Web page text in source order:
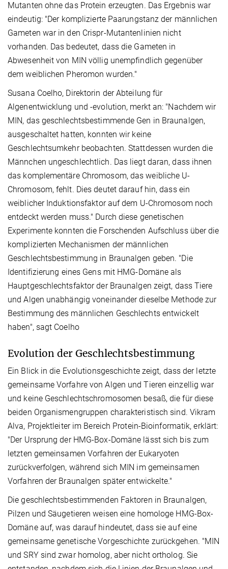
Mutanten ohne das Protein erzeugten. Das Ergebnis war
eindeutig: "Der komplizierte Paarungstanz der männlichen
Gameten war in den Crispr-Mutantenlinien nicht
vorhanden. Das bedeutet, dass die Gameten in
Abwesenheit von MIN völlig unempfindlich gegenüber
dem weiblichen Pheromon wurden."
Susana Coelho, Direktorin der Abteilung für
Algenentwicklung und -evolution, merkt an: "Nachdem wir
MIN, das geschlechtsbestimmende Gen in Braunalgen,
ausgeschaltet hatten, konnten wir keine
Geschlechtsumkehr beobachten. Stattdessen wurden die
Männchen ungeschlechtlich. Das liegt daran, dass ihnen
das komplementäre Chromosom, das weibliche U-
Chromosom, fehlt. Dies deutet darauf hin, dass ein
weiblicher Induktionsfaktor auf dem U-Chromosom noch
entdeckt werden muss." Durch diese genetischen
Experimente konnten die Forschenden Aufschluss über die
komplizierten Mechanismen der männlichen
Geschlechtsbestimmung in Braunalgen geben. "Die
Identifizierung eines Gens mit HMG-Domäne als
Hauptgeschlechtsfaktor der Braunalgen zeigt, dass Tiere
und Algen unabhängig voneinander dieselbe Methode zur
Bestimmung des männlichen Geschlechts entwickelt
haben", sagt Coelho
Evolution der Geschlechtsbestimmung
Ein Blick in die Evolutionsgeschichte zeigt, dass der letzte
gemeinsame Vorfahre von Algen und Tieren einzellig war
und keine Geschlechtschromosomen besaß, die für diese
beiden Organismengruppen charakteristisch sind. Vikram
Alva, Projektleiter im Bereich Protein-Bioinformatik, erklärt:
"Der Ursprung der HMG-Box-Domäne lässt sich bis zum
letzten gemeinsamen Vorfahren der Eukaryoten
zurückverfolgen, während sich MIN im gemeinsamen
Vorfahren der Braunalgen später entwickelte."
Die geschlechtsbestimmenden Faktoren in Braunalgen,
Pilzen und Säugetieren weisen eine homologe HMG-Box-
Domäne auf, was darauf hindeutet, dass sie auf eine
gemeinsame genetische Vorgeschichte zurückgehen. "MIN
und SRY sind zwar homolog, aber nicht ortholog. Sie